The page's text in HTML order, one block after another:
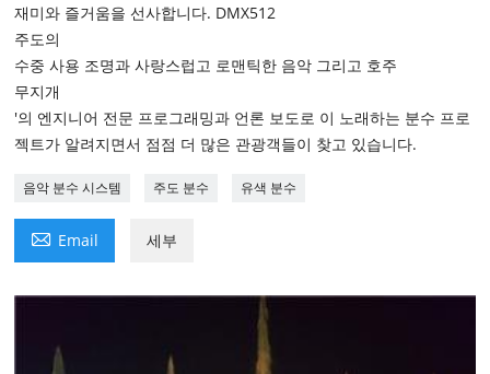
재미와 즐거움을 선사합니다. DMX512
주도의
수중 사용 조명과 사랑스럽고 로맨틱한 음악 그리고 호주
무지개
'의 엔지니어 전문 프로그래밍과 언론 보도로 이 노래하는 분수 프로
젝트가 알려지면서 점점 더 많은 관광객들이 찾고 있습니다.
음악 분수 시스템 주도 분수 유색 분수
 Email 세부